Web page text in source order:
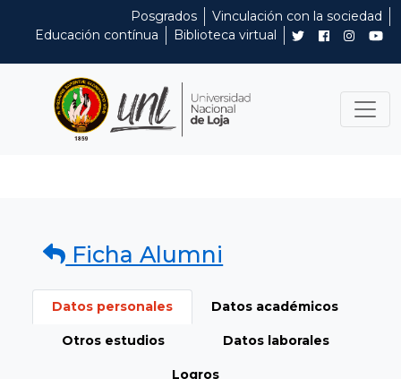
Posgrados
Vinculación con la sociedad
Educación contínua
Biblioteca virtual
Ficha Alumni
Datos personales Datos académicos
Otros estudios Datos laborales
Logros